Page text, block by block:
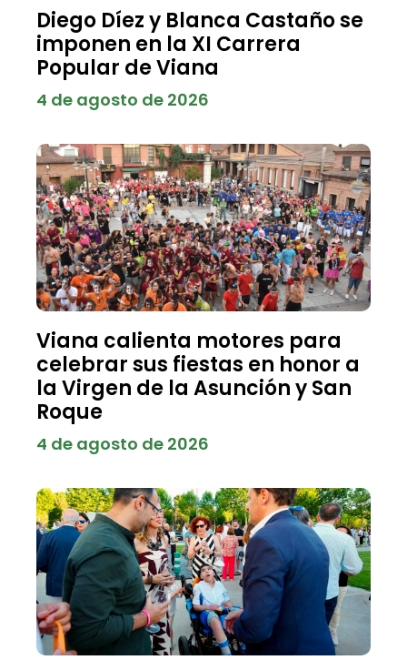
Diego Díez y Blanca Castaño se
imponen en la XI Carrera
Popular de Viana
4 de agosto de 2026
Viana calienta motores para
celebrar sus fiestas en honor a
la Virgen de la Asunción y San
Roque
4 de agosto de 2026